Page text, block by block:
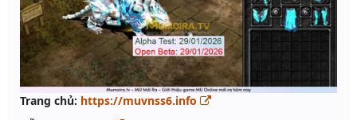
Trang chủ: https://muvnss6.info